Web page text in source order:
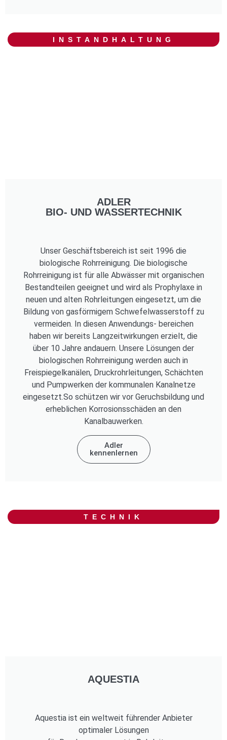
INSTANDHALTUNG
ADLER
BIO- UND WASSERTECHNIK
Unser Geschäftsbereich ist seit 1996 die
biologische Rohrreinigung. Die biologische
Rohrreinigung ist für alle Abwässer mit organischen
Bestandteilen geeignet und wird als Prophylaxe in
neuen und alten Rohrleitungen eingesetzt, um die
Bildung von gasförmigem Schwefelwasserstoff zu
vermeiden. In diesen Anwendungs- bereichen
haben wir bereits Langzeitwirkungen erzielt, die
über 10 Jahre andauern. Unsere Lösungen der
biologischen Rohrreinigung werden auch in
Freispiegelkanälen, Druckrohrleitungen, Schächten
und Pumpwerken der kommunalen Kanalnetze
eingesetzt.So schützen wir vor Geruchsbildung und
erheblichen Korrosionsschäden an den
Kanalbauwerken.
Adler
kennenlernen
TECHNIK
AQUESTIA
Aquestia ist ein weltweit führender Anbieter
optimaler Lösungen